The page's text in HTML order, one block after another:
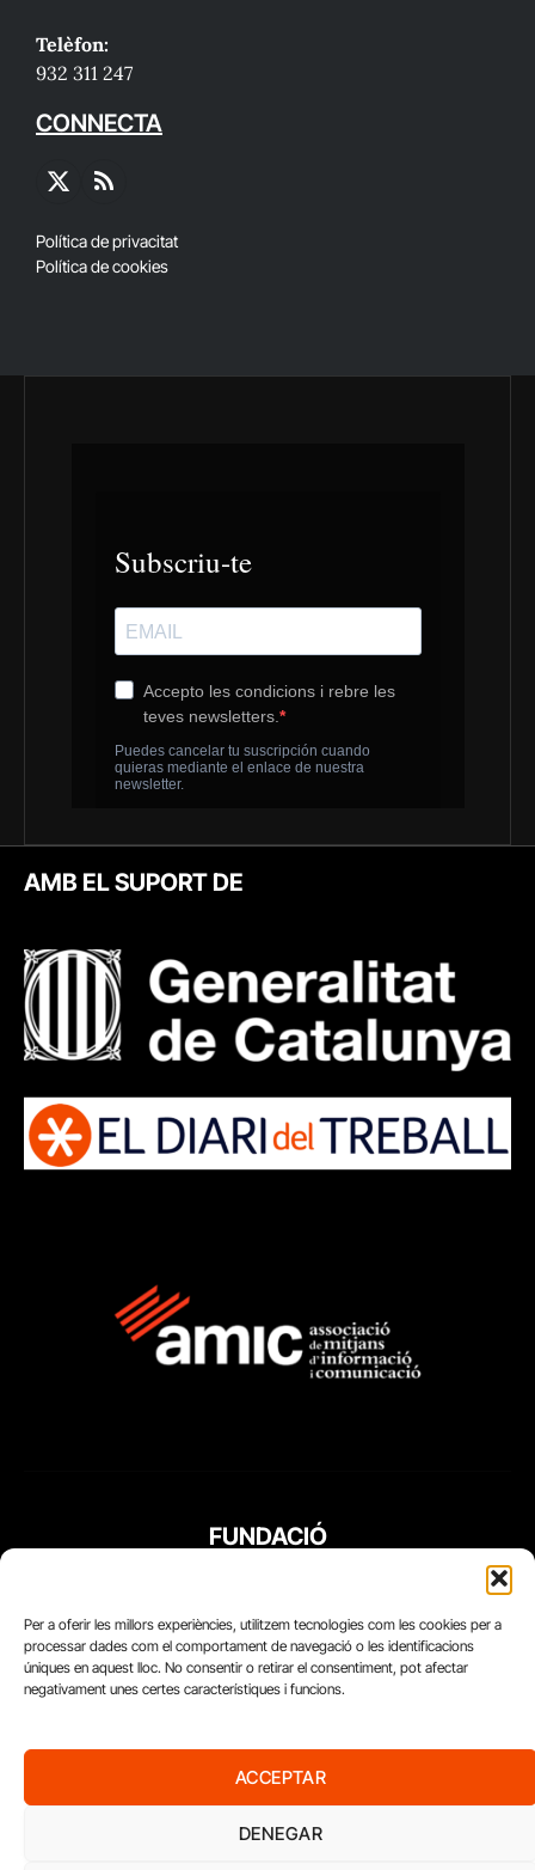
Per a oferir les millors experiències, utilitzem tecnologies com les cookies per a
processar dades com el comportament de navegació o les identificacions
úniques en aquest lloc. No consentir o retirar el consentiment, pot afectar
negativament unes certes característiques i funcions.
ACCEPTAR
DENEGAR
Telèfon:
932 311 247
CONNECTA
X
RSS
Política de privacitat
Política de cookies
AMB EL SUPORT DE
FUNDACIÓ